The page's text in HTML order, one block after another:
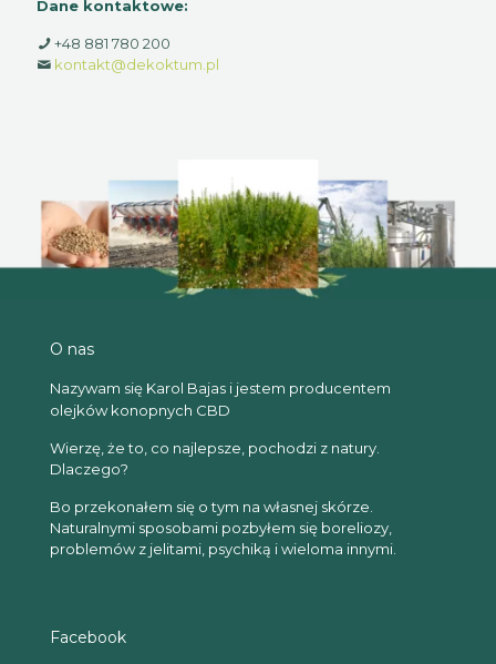
Dane kontaktowe:
+48 881 780 200
kontakt@dekoktum.pl
O nas
Nazywam się Karol Bajas i jestem producentem
olejków konopnych CBD
Wierzę, że to, co najlepsze, pochodzi z natury.
Dlaczego?
Bo przekonałem się o tym na własnej skórze.
Naturalnymi sposobami pozbyłem się boreliozy,
problemów z jelitami, psychiką i wieloma innymi.
Facebook